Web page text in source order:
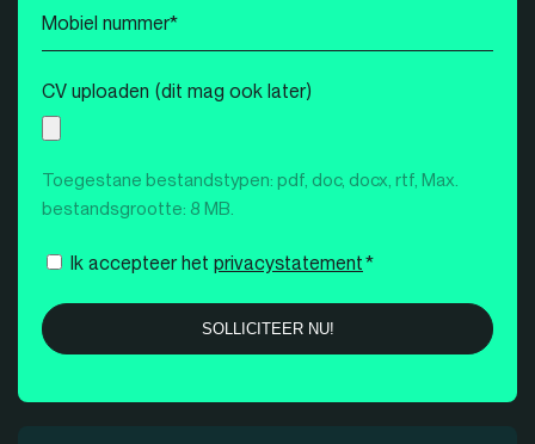
*
Mobiel
nummer
*
CV uploaden (dit mag ook later)
Toegestane bestandstypen: pdf, doc, docx, rtf, Max.
bestandsgrootte: 8 MB.
Instemming
Ik accepteer het privacystatement*